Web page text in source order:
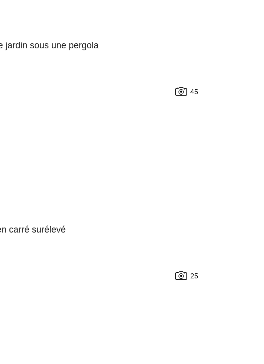
jardin sous une pergola
45
carré surélevé
25